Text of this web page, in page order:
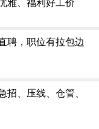
雅、福利好工价
聘，职位有拉包边
招、压线、仓管、